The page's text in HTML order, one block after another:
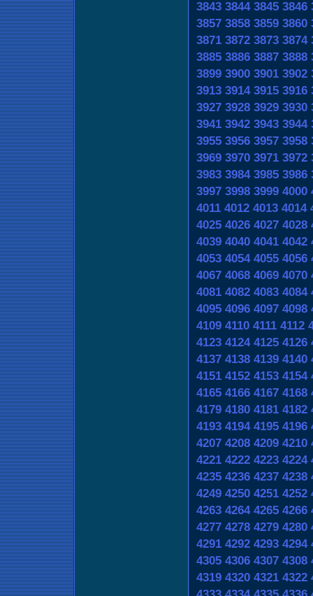
3843 3844 3845 3846
3857 3858 3859 3860
3871 3872 3873 3874
3885 3886 3887 3888
3899 3900 3901 3902
3913 3914 3915 3916
3927 3928 3929 3930
3941 3942 3943 3944
3955 3956 3957 3958
3969 3970 3971 3972
3983 3984 3985 3986
3997 3998 3999 4000
4011 4012 4013 4014
4025 4026 4027 4028
4039 4040 4041 4042
4053 4054 4055 4056
4067 4068 4069 4070
4081 4082 4083 4084
4095 4096 4097 4098
4109 4110 4111 4112
4123 4124 4125 4126
4137 4138 4139 4140
4151 4152 4153 4154
4165 4166 4167 4168
4179 4180 4181 4182
4193 4194 4195 4196
4207 4208 4209 4210
4221 4222 4223 4224
4235 4236 4237 4238
4249 4250 4251 4252
4263 4264 4265 4266
4277 4278 4279 4280
4291 4292 4293 4294
4305 4306 4307 4308
4319 4320 4321 4322